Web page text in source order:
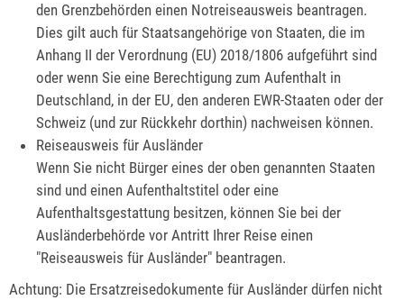
den Grenzbehörden einen Notreiseausweis beantragen.
Dies gilt auch für Staatsangehörige von Staaten, die im
Anhang II der Verordnung (EU) 2018/1806 aufgeführt sind
oder wenn Sie eine Berechtigung zum Aufenthalt in
Deutschland, in der EU, den anderen EWR-Staaten oder der
Schweiz (und zur Rückkehr dorthin) nachweisen können.
Reiseausweis für Ausländer
Wenn Sie nicht Bürger eines der oben genannten Staaten
sind und einen Aufenthaltstitel oder eine
Aufenthaltsgestattung besitzen, können Sie bei der
Ausländerbehörde vor Antritt Ihrer Reise einen
"Reiseausweis für Ausländer" beantragen.
Achtung: Die Ersatzreisedokumente für Ausländer dürfen nicht